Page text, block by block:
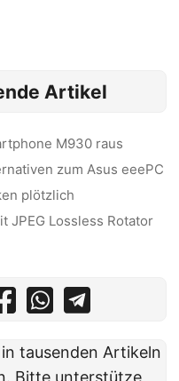
Artikel
M930 raus
zum Asus eeePC
plötzlich
JPEG Lossless Rotator
tausenden Artikeln
Bitte unterstütze